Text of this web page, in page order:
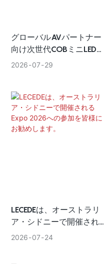
グローバルAVパートナー
向け次世代COBミニLEDビ
デオウォール
2026 07 29
LECEDEは、オーストラリ
ア・シドニーで開催される
Expo 2026への参加を皆様
2026 07 24